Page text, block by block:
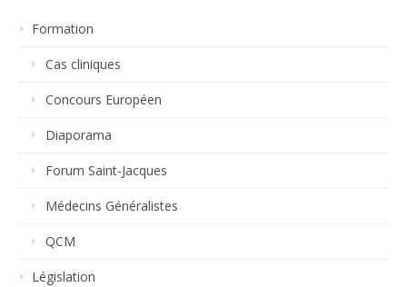
Formation
Cas cliniques
Concours Européen
Diaporama
Forum Saint-Jacques
Médecins Généralistes
QCM
Législation